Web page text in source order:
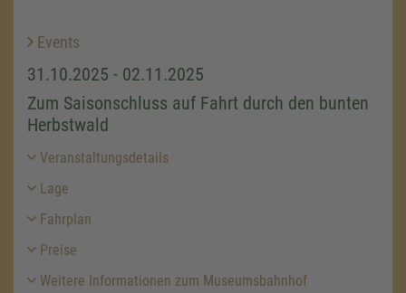
Events
31.10.2025 - 02.11.2025
Zum Saisonschluss auf Fahrt durch den bunten
Herbstwald
Veranstaltungsdetails
Lage
Fahrplan
Preise
Weitere Informationen zum Museumsbahnhof